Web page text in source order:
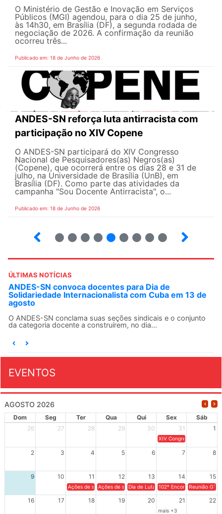
O Ministério de Gestão e Inovação em Serviços
Públicos (MGI) agendou, para o dia 25 de junho,
às 14h30, em Brasília (DF), a segunda rodada de
negociação de 2026. A confirmação da reunião
ocorreu três...
Publicado em: 18 de Junho de 2026
ANDES-SN reforça luta antirracista com
participação no XIV Copene
O ANDES-SN participará do XIV Congresso
Nacional de Pesquisadores(as) Negros(as)
(Copene), que ocorrerá entre os dias 28 e 31 de
julho, na Universidade de Brasília (UnB), em
Brasília (DF). Como parte das atividades da
campanha "Sou Docente Antirracista", o...
Publicado em: 18 de Junho de 2026
ÚLTIMAS NOTÍCIAS
ANDES-SN convoca docentes para Dia de
Solidariedade Internacionalista com Cuba em 13 de
agosto
O ANDES-SN conclama suas seções sindicais e o conjunto
da categoria docente a construírem, no dia...
EVENTOS
AGOSTO 2026
Dom Seg Ter Qua Qui Sex
Sáb
26
27 28 29 30 31 1
XIV Congresso Brasileiro
2 3 4 5 6 7 8
9 10 11 12 13 14 15
Ações de solidariedade a Cuba no Rio Grande do Sul - 100
Ações de solidariedade a Cuba no Rio Grande do
Dia de Luta em Defesa de Cuba e da
102º Encontro da
Reunião
16 17 18 19 20 21 22
mais +3